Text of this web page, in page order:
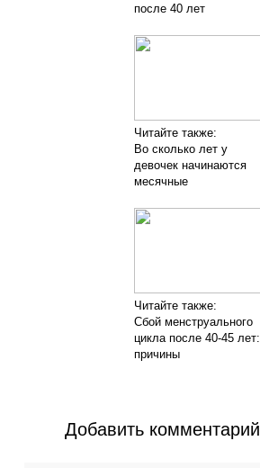
после 40 лет
Читайте также:
Во сколько лет у
девочек начинаются
месячные
Читайте также:
Сбой менструального
цикла после 40-45 лет:
причины
Добавить комментарий